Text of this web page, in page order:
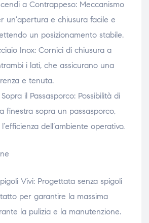
a Contrappeso: Meccanismo
un’apertura e chiusura facile e
un posizionamento stabile.
Inox: Cornici di chiusura a
i lati, che assicurano una
e tenuta.
il Passasporco: Possibilità di
finestra sopra un passasporco,
dell’ambiente operativo.
Vivi: Progettata senza spigoli
per garantire la massima
la pulizia e la manutenzione.